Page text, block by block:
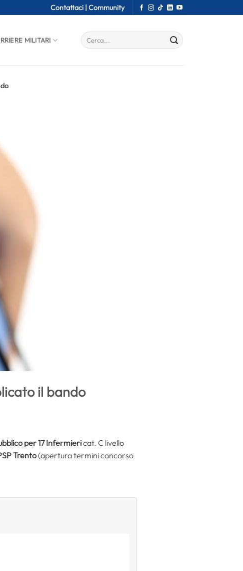
Contattaci | Community
MILITARI
il bando
per 17 Infermiericat. C livello
Trento(apertura termini concorso